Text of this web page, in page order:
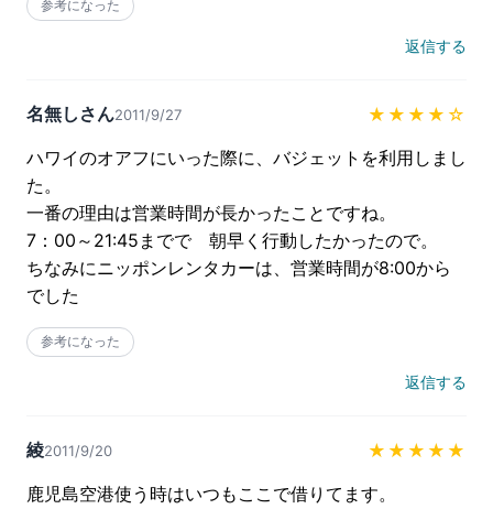
参考になった
返信する
名無しさん2011/9/27 ★★★★ ☆
ハワイのオアフにいった際に、バジェットを利用しまし
た。
一番の理由は営業時間が長かったことですね。
7：00～21:45までで　朝早く行動したかったので。
ちなみにニッポンレンタカーは、営業時間が8:00から
でした
参考になった
返信する
綾2011/9/20
★★★★★
鹿児島空港使う時はいつもここで借りてます。